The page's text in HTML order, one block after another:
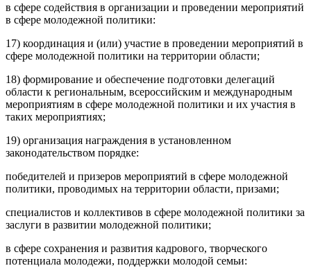
в сфере содействия в организации и проведении мероприятий
в сфере молодежной политики:
17) координация и (или) участие в проведении мероприятий в
сфере молодежной политики на территории области;
18) формирование и обеспечение подготовки делегаций
области к региональным, всероссийским и международным
мероприятиям в сфере молодежной политики и их участия в
таких мероприятиях;
19) организация награждения в установленном
законодательством порядке:
победителей и призеров мероприятий в сфере молодежной
политики, проводимых на территории области, призами;
специалистов и коллективов в сфере молодежной политики за
заслуги в развитии молодежной политики;
в сфере сохранения и развития кадрового, творческого
потенциала молодежи, поддержки молодой семьи: